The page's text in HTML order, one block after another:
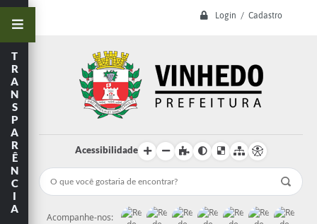
Login / Cadastro
Acessibilidade
Acompanhe-nos:
T
R
A
N
S
P
A
R
Ê
N
C
I
A